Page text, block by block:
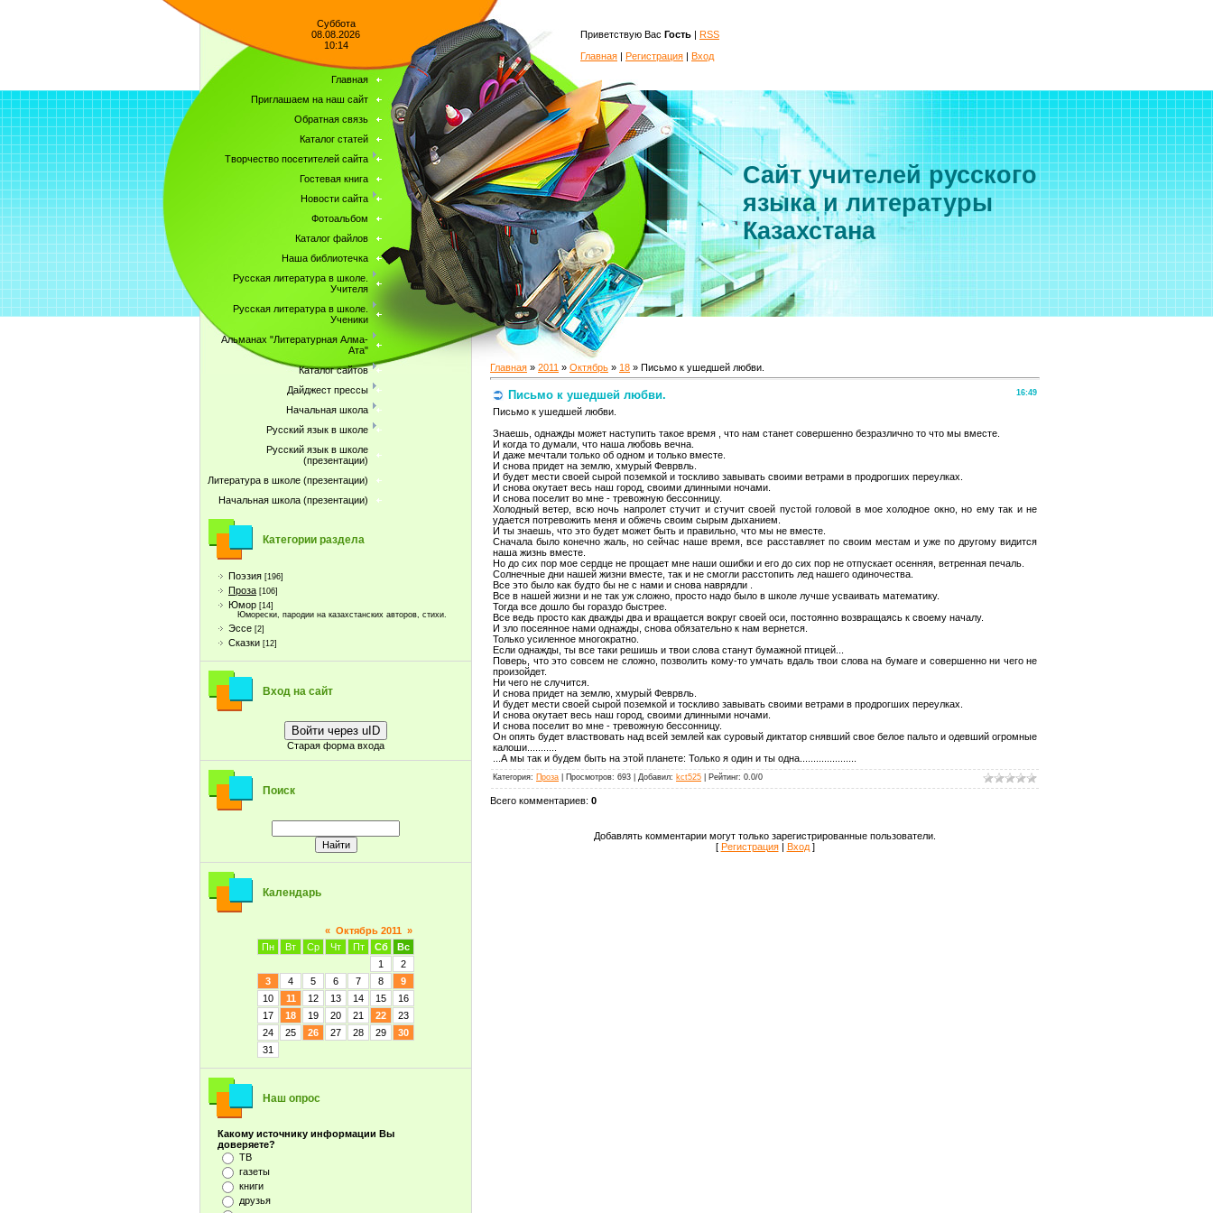
Суббота
08.08.2026
10:14
Главная
Приглашаем на наш сайт
Обратная связь
Каталог статей
Творчество посетителей сайта
Гостевая книга
Новости сайта
Фотоальбом
Каталог файлов
Наша библиотечка
Русская литература в школе.
Учителя
Русская литература в школе.
Ученики
Альманах "Литературная Алма-
Ата"
Каталог сайтов
Дайджест прессы
Начальная школа
Русский язык в школе
Русский язык в школе
(презентации)
Литература в школе (презентации)
Начальная школа (презентации)
Категории раздела
Поэзия [196]
Проза [106]
Юмор [14]
Юморески, пародии на казахстанских авторов, стихи.
Эссе [2]
Сказки [12]
Вход на сайт
Войти через uID
Старая форма входа
Поиск
Календарь
« Октябрь 2011 »
Пн
Вт Ср Чт Пт Сб
Вс
1
2
3
4 5 6 7 8
9
10
11 12 13 14 15
16
17
18 19 20 21 22
23
24
25 26 27 28 29
30
31
Наш опрос
Какому источнику информации Вы
доверяете?
ТВ
газеты
книги
друзья
Приветствую Вас Гость | RSS
Главная | Регистрация | Вход
Сайт учителей русского
языка и литературы
Казахстана
Главная » 2011 » Октябрь » 18 » Письмо к ушедшей любви.
16:49
Письмо к ушедшей любви.
Письмо к ушедшей любви.
Знаешь, однажды может наступить такое время , что нам станет совершенно безразлично то что мы вместе.
И когда то думали, что наша любовь вечна.
И даже мечтали только об одном и только вместе.
И снова придет на землю, хмурый Феврвль.
И будет мести своей сырой поземкой и тоскливо завывать своими ветрами в продрогших переулках.
И снова окутает весь наш город, своими длинными ночами.
И снова поселит во мне - тревожную бессонницу.
Холодный ветер, всю ночь напролет стучит и стучит своей пустой головой в мое холодное окно, но ему так и не
удается потревожить меня и обжечь своим сырым дыханием.
И ты знаешь, что это будет может быть и правильно, что мы не вместе.
Сначала было конечно жаль, но сейчас наше время, все расставляет по своим местам и уже по другому видится
наша жизнь вместе.
Но до сих пор мое сердце не прощает мне наши ошибки и его до сих пор не отпускает осенняя, ветренная печаль.
Солнечные дни нашей жизни вместе, так и не смогли расстопить лед нашего одиночества.
Все это было как будто бы не с нами и снова наврядли .
Все в нашей жизни и не так уж сложно, просто надо было в школе лучше усваивать математику.
Тогда все дошло бы гораздо быстрее.
Все ведь просто как дважды два и вращается вокруг своей оси, постоянно возвращаясь к своему началу.
И зло посеянное нами однажды, снова обязательно к нам вернется.
Только усиленное многократно.
Если однажды, ты все таки решишь и твои слова станут бумажной птицей...
Поверь, что это совсем не сложно, позволить кому-то умчать вдаль твои слова на бумаге и совершенно ни чего не
произойдет.
Ни чего не случится.
И снова придет на землю, хмурый Феврвль.
И будет мести своей сырой поземкой и тоскливо завывать своими ветрами в продрогших переулках.
И снова окутает весь наш город, своими длинными ночами.
И снова поселит во мне - тревожную бессонницу.
Он опять будет властвовать над всей землей как суровый диктатор снявший свое белое пальто и одевший огромные
калоши...........
...А мы так и будем быть на этой планете: Только я один и ты одна.....................
Категория: Проза Просмотров: 693 Добавил: kct525 Рейтинг: 0.0/0
Всего комментариев: 0
Добавлять комментарии могут только зарегистрированные пользователи.
[ Регистрация| Вход]